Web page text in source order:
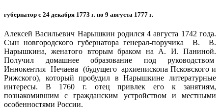
губернатор с 24 декабря 1773 г. по 9 августа 1777 г.
Алексей Васильевич Нарышкин родился 4 августа 1742 года.
Сын новгородского губернатора генерал-поручика В. В.
Нарышкина, женатого вторым браком на А. И. Паниной.
Получил домашнее образование под руководством
Иннокентия Нечаева (будущего архиепископа Псковского и
Рижского), который пробудил в Нарышкине литературные
интересы. В 1760 г. отец привлек его к занятиям,
познакомившим с гражданским устройством и местными
особенностями России.